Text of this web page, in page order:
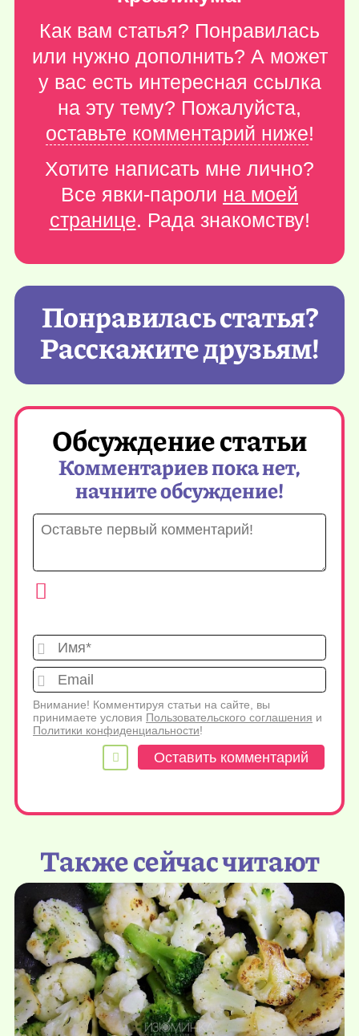
Как вам статья? Понравилась
или нужно дополнить? А может
у вас есть интересная ссылка
на эту тему? Пожалуйста,
оставьте комментарий ниже!
Хотите написать мне лично?
Все явки-пароли на моей
странице. Рада знакомству!
Понравилась статья?
Расскажите друзьям!
Обсуждение статьи
Комментариев пока нет,
начните обсуждение!
Имя*
Внимание! Комментируя статьи на сайте, вы
принимаете условия Пользовательского соглашения и
Политики конфиденциальности!
Также сейчас читают